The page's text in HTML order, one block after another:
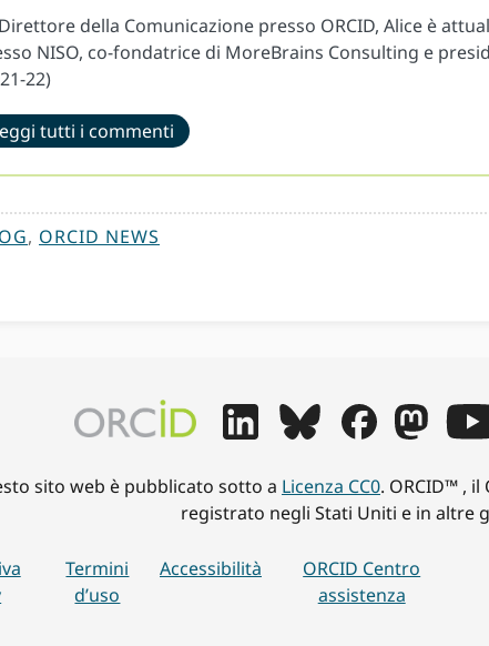
della Comunicazione presso ORCID, Alice è
NISO, co-fondatrice di MoreBrains Consulting e
22)
tutti i commenti
, ORCID NEWS
sito web è pubblicato sotto a Licenza CC0. ORCID™ , il
registrato negli Stati Uniti e in altre
Termini
d’uso
Accessibilità
ORCID Centro
assistenza